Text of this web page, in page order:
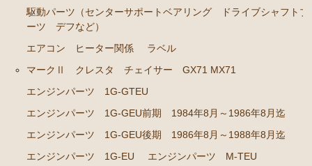
マークⅡワゴン GX70G
エンジンパーツ 1G-EU
エンジンパーツ 1G-FE
ブレーキパーツ（マスターシリンダー リペアキッ
ト ホース など）
クラッチパーツ（マスターシリンダー クラッチレリ
駆動パーツ（センターサポートベアリング ドライブシャフトブ
ーツ デフなど）
エアコン ヒーター関係
ラベル
マークⅡ クレスタ チェイサー GX71 MX71
エンジンパーツ 1G-GTEU
エンジンパーツ 1G-GEU前期 1984年8月～1986年8月迄
エンジンパーツ 1G-GEU後期 1986年8月～1988年8月迄
エンジンパーツ 1G-EU
エンジンパーツ M-TEU